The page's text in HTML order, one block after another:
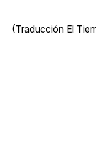
(Traducción El